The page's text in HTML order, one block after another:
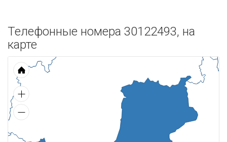
Телефонные номера 30122493, на
карте